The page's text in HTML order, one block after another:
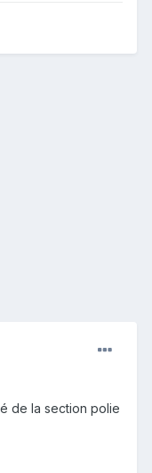
de la section polie